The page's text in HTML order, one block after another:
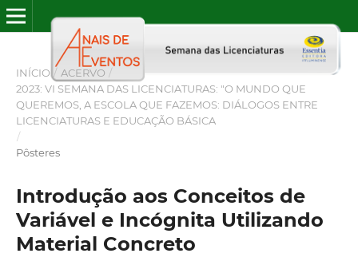
INÍCIO / ACERVO /
2023: VI SEMANA DAS LICENCIATURAS: "O MUNDO QUE
QUEREMOS, A ESCOLA QUE FAZEMOS: DIÁLOGOS ENTRE
LICENCIATURAS E EDUCAÇÃO BÁSICA
/
Pôsteres
Introdução aos Conceitos de
Variável e Incógnita Utilizando
Material Concreto